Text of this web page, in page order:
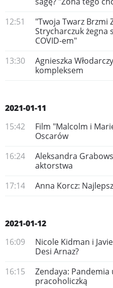
12:51
"Twoja Twarz Brzmi
Strycharczuk żegna
COVID-em"
13:30
Agnieszka
kompleksem
2021-01-11
15:42
Film "Malcolm i
Oscarów
16:24
Aleksandra
aktorstwa
17:14
Anna Korcz:
2021-01-12
16:09
​Nicole Kidman i
Desi Arnaz?
16:15
Zendaya: Pandemia
pracoholiczką